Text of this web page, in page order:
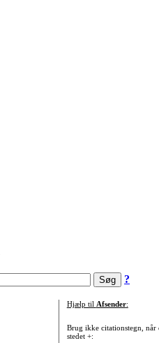
?
Hjælp til Afsender:
Brug ikke citationstegn, når
stedet +: